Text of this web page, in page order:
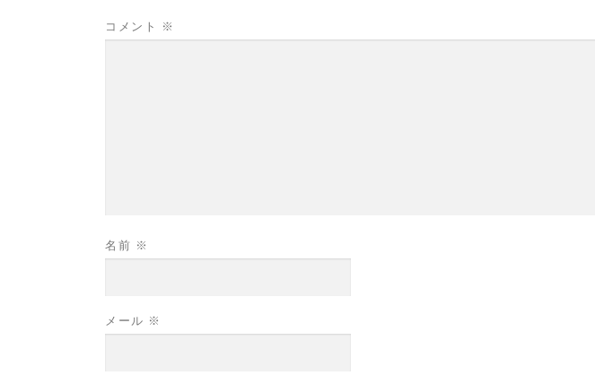
コメント ※
名前 ※
メール ※